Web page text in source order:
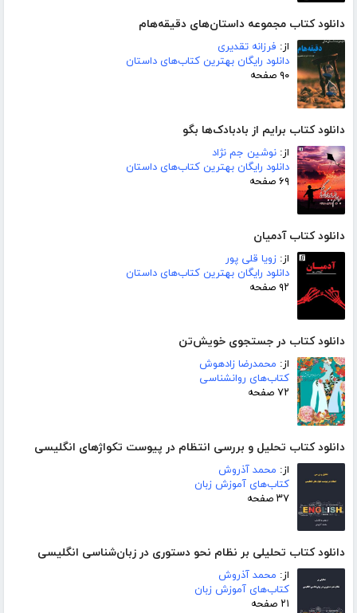
دانلود کتاب مجموعه داستان‌های دقیقه‌هام
از: فرزانه تقدیری
دانلود رایگان بهترین کتاب‌های داستان
۹۰ صفحه
دانلود کتاب برایم از بادبادک‌ها بگو
از: نوشین جم نژاد
دانلود رایگان بهترین کتاب‌های داستان
۶۹ صفحه
دانلود کتاب آدمیان
از: زویا قلی پور
دانلود رایگان بهترین کتاب‌های داستان
۹۲ صفحه
دانلود کتاب در جستجوی خویش‌تن
از: محمدرضا زادهوش
کتاب‌های روانشناسی
۷۲ صفحه
دانلود کتاب تحلیل و بررسی انتظام در پیوست تکواژهای انگلیسی
از: محمد آذروش
کتاب‌های آموزش زبان
۳۷ صفحه
دانلود کتاب تحلیلی بر نظام نحو دستوری در زبان‌شناسی انگلیسی
از: محمد آذروش
کتاب‌های آموزش زبان
۲۱ صفحه